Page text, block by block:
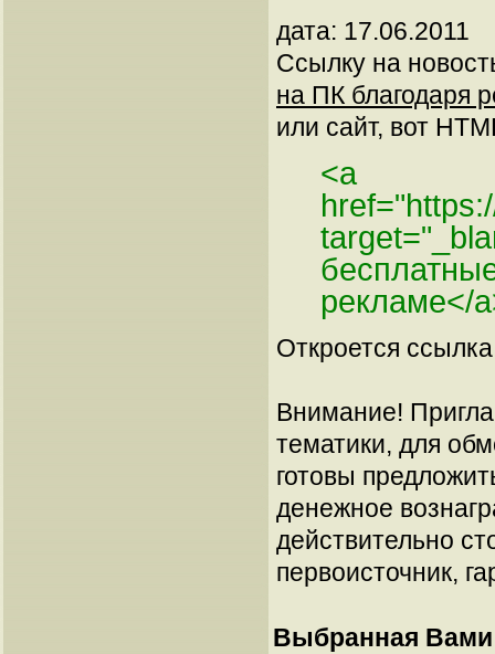
дата: 17.06.2011
Ссылку на
на ПК благодаря
или сайт, вот
<a
рекламе</
Откроется
Внимание!
тематики, для
готовы
денежное
действительно
первоисточник,
Выбранная Вами